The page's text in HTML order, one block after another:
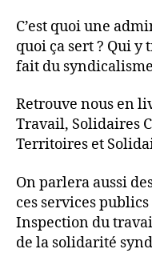
C’est quoi une
quoi ça sert ? Qui
fait du
Retrouve nous en
Travail, Solidaires
Territoires et
On parlera aussi
ces services publics
Inspection du
de la solidarité